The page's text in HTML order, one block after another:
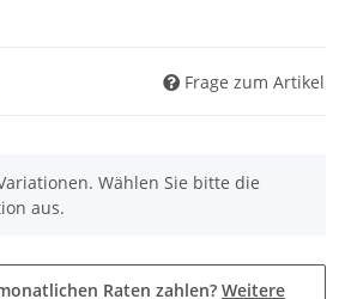
Frage zum Artikel
Wählen Sie bitte die
aus.
Raten zahlen? Weitere